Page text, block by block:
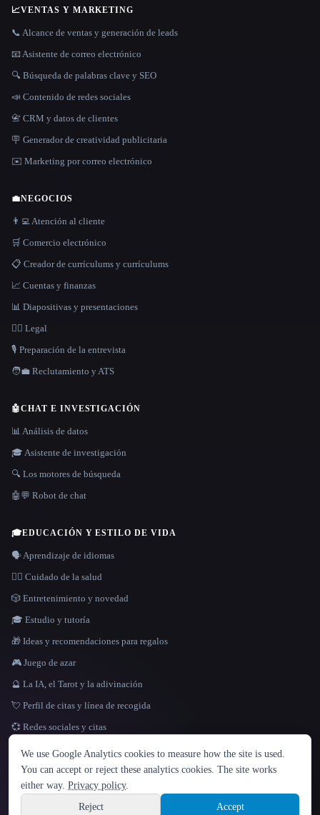
IDIOMA
English español Français Русский 简体中文
Hindi
📈VENTAS Y MARKETING
📞 Alcance de ventas y generación de leads
📧 Asistente de correo electrónico
🔍 Búsqueda de palabras clave y SEO
📣 Contenido de redes sociales
📇 CRM y datos de clientes
🪧 Generador de creatividad publicitaria
✉️ Marketing por correo electrónico
💼NEGOCIOS
👨‍💻 Atención al cliente
🛒 Comercio electrónico
📋 Creador de currículums y currículums
📈 Cuentas y finanzas
📊 Diapositivas y presentaciones
👩‍⚖️ Legal
🎙️ Preparación de la entrevista
🧑‍💼 Reclutamiento y ATS
🤖CHAT E INVESTIGACIÓN
📊 Análisis de datos
🎓 Asistente de investigación
🔍 Los motores de búsqueda
🤖💬 Robot de chat
🎓EDUCACIÓN Y ESTILO DE VIDA
🗣️ Aprendizaje de idiomas
👩‍⚕️ Cuidado de la salud
🎲 Entretenimiento y novedad
🎓 Estudio y tutoría
🎁 Ideas y recomendaciones para regalos
🎮 Juego de azar
🔮 La IA, el Tarot y la adivinación
💘 Perfil de citas y línea de recogida
💞 Redes sociales y citas
Site information
© 2026 That AI Collection. Todos los derechos reservados.
política de privacidad·
build de3d624c
We use Google Analytics cookies to measure how the site is used.
You can accept or reject these analytics cookies. The site works
either way. Privacy policy.
Reject
Accept